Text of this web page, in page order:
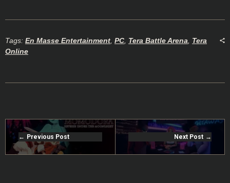
Tags: En Masse Entertainment, PC, Tera Battle Arena, Tera
Online
Previous Post Next Post